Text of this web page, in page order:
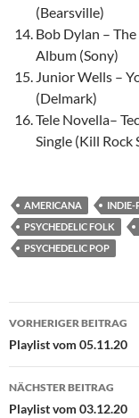
(Bearsville)
Bob Dylan – The
Album (Sony)
Junior Wells –
(Delmark)
Tele Novella–
Single (Kill Rock
AMERICANA INDIE-
PSYCHEDELIC FOLK
PSYCHEDELIC POP
VORHERIGER BEITRAG
Playlist vom 05.11.20
NÄCHSTER BEITRAG
Playlist vom 03.12.20